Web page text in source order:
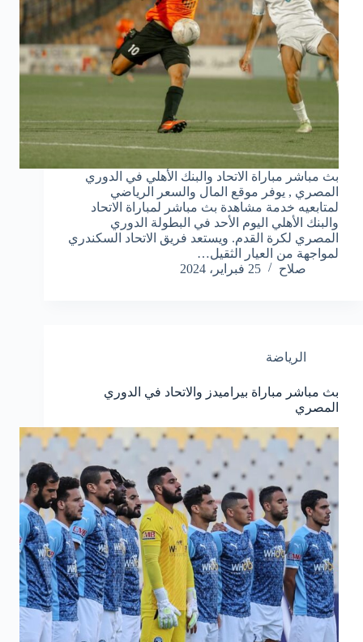
بث مباشر مباراة الاتحاد والبنك الأهلي في الدوري
المصري , يوفر موقع المال والسعر الرياضي
لمتابعيه خدمة مشاهدة بث مباشر لمباراة الاتحاد
والبنك الأهلي اليوم الأحد في البطولة الدوري
المصري لكرة القدم. ويستعد فريق الاتحاد السكندري
لمواجهة من العيار الثقيل…
صلاح
25 فبراير، 2024
الرياضة
بث مباشر مباراة بيراميدز والاتحاد في الدوري
المصري